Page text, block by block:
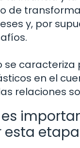
de
y, por
se caracteriza
en el
relaciones
es
esta